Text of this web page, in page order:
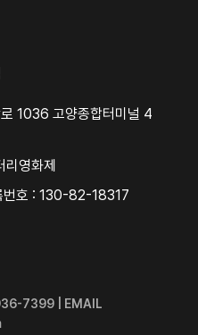
1036 고양종합터미널 4
리영화제
번호 : 130-82-18317
7399 | EMAIL